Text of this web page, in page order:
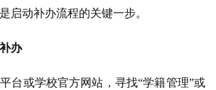
启动补办流程的关键一步。
办
台或学校官方网站，寻找“学籍管理”或